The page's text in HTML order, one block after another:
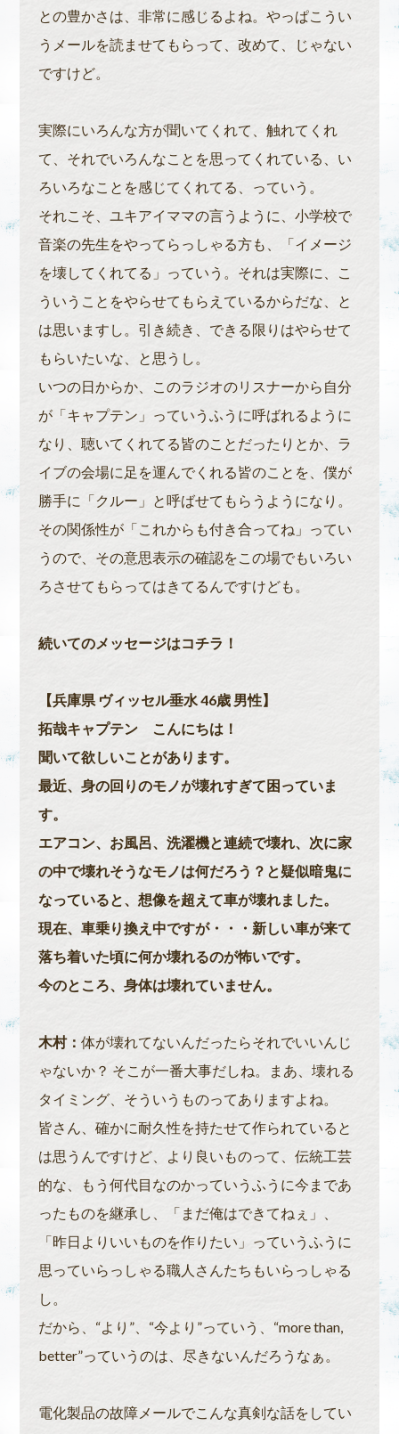
との豊かさは、非常に感じるよね。やっぱこうい
うメールを読ませてもらって、改めて、じゃない
ですけど。
実際にいろんな方が聞いてくれて、触れてくれ
て、それでいろんなことを思ってくれている、い
ろいろなことを感じてくれてる、っていう。
それこそ、ユキアイママの言うように、小学校で
音楽の先生をやってらっしゃる方も、「イメージ
を壊してくれてる」っていう。それは実際に、こ
ういうことをやらせてもらえているからだな、と
は思いますし。引き続き、できる限りはやらせて
もらいたいな、と思うし。
いつの日からか、このラジオのリスナーから自分
が「キャプテン」っていうふうに呼ばれるように
なり、聴いてくれてる皆のことだったりとか、ラ
イブの会場に足を運んでくれる皆のことを、僕が
勝手に「クルー」と呼ばせてもらうようになり。
その関係性が「これからも付き合ってね」ってい
うので、その意思表示の確認をこの場でもいろい
ろさせてもらってはきてるんですけども。
続いてのメッセージはコチラ！
【兵庫県 ヴィッセル垂水 46歳 男性】
拓哉キャプテン こんにちは！
聞いて欲しいことがあります。
最近、身の回りのモノが壊れすぎて困っていま
す。
エアコン、お風呂、洗濯機と連続で壊れ、次に家
の中で壊れそうなモノは何だろう？と疑似暗鬼に
なっていると、想像を超えて車が壊れました。
現在、車乗り換え中ですが・・・新しい車が来て
落ち着いた頃に何か壊れるのが怖いです。
今のところ、身体は壊れていません。
木村： 体が壊れてないんだったらそれでいいんじ
ゃないか？ そこが一番大事だしね。まあ、壊れる
タイミング、そういうものってありますよね。
皆さん、確かに耐久性を持たせて作られていると
は思うんですけど、より良いものって、伝統工芸
的な、もう何代目なのかっていうふうに今まであ
ったものを継承し、「まだ俺はできてねぇ」、
「昨日よりいいものを作りたい」っていうふうに
思っていらっしゃる職人さんたちもいらっしゃる
し。
だから、“より”、“今より”っていう、“more than,
better”っていうのは、尽きないんだろうなぁ。
電化製品の故障メールでこんな真剣な話をしてい